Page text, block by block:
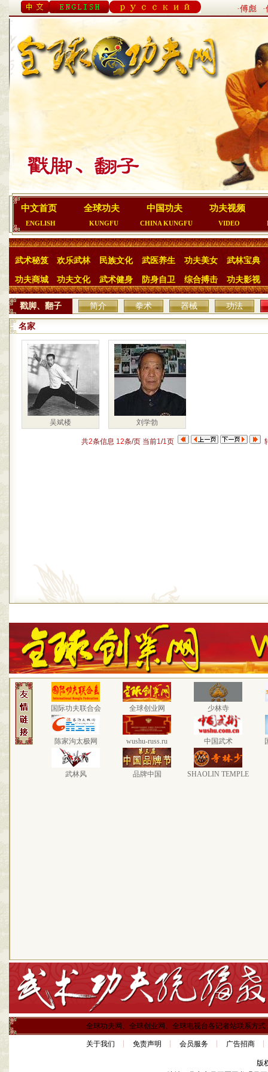
·傅彪
中文首页
ENGLISH
全球功夫
KUNGFU
中国功夫
CHINA KUNGFU
功夫视频
VIDEO
武术秘笈 欢乐武林 民族文化 武医养生 功夫美女 武林宝典
功夫商城 功夫文化 武术健身 防身自卫 综合搏击 功夫影视
戳脚、翻子 简介 拳术 器械 功法
名家
吴斌楼 刘学勃
共2条信息 12条/页 当前1/1页
国际功夫联合会 全球创业网 少林寺
陈家沟太极网 wushu-russ.ru 中国武术
武林风 品牌中国 SHAOLIN TEMPLE
全球功夫网、全球创业网、全球电视台各记者站联系方式
关于我们 免责声明 会员服务 广告招商
版